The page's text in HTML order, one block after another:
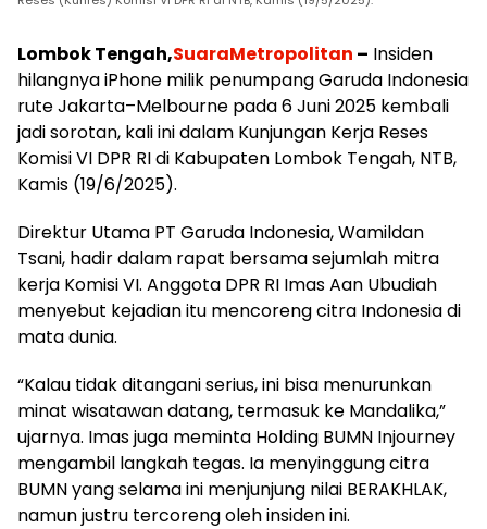
Lombok Tengah,SuaraMetropolitan – Insiden
hilangnya iPhone milik penumpang Garuda Indonesia
rute Jakarta–Melbourne pada 6 Juni 2025 kembali
jadi sorotan, kali ini dalam Kunjungan Kerja Reses
Komisi VI DPR RI di Kabupaten Lombok Tengah, NTB,
Kamis (19/6/2025).
Direktur Utama PT Garuda Indonesia, Wamildan
Tsani, hadir dalam rapat bersama sejumlah mitra
kerja Komisi VI. Anggota DPR RI Imas Aan Ubudiah
menyebut kejadian itu mencoreng citra Indonesia di
mata dunia.
“Kalau tidak ditangani serius, ini bisa menurunkan
minat wisatawan datang, termasuk ke Mandalika,”
ujarnya. Imas juga meminta Holding BUMN Injourney
mengambil langkah tegas. Ia menyinggung citra
BUMN yang selama ini menjunjung nilai BERAKHLAK,
namun justru tercoreng oleh insiden ini.